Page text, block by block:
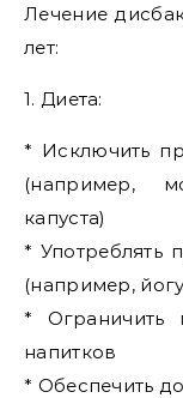
Лечение
лет:
1. Диета:
* Исключить
(например,
капуста)
* Употреблять
(например,
* Ограничить
напитков
* Обеспечить